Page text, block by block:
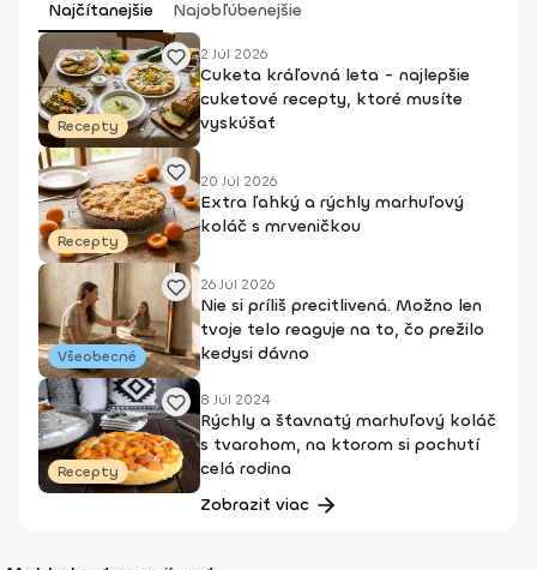
Najčítanejšie Najobľúbenejšie
Recepty
2 Júl 2026
Cuketa kráľovná leta - najlepšie
cuketové recepty, ktoré musíte
vyskúšať
Recepty
20 Júl 2026
Extra ľahký a rýchly marhuľový
koláč s mrveničkou
Všeobecné
26 Júl 2026
Nie si príliš precitlivená. Možno len
tvoje telo reaguje na to, čo prežilo
kedysi dávno
Recepty
8 Júl 2024
Rýchly a šťavnatý marhuľový koláč
s tvarohom, na ktorom si pochutí
celá rodina
Zobraziť viac